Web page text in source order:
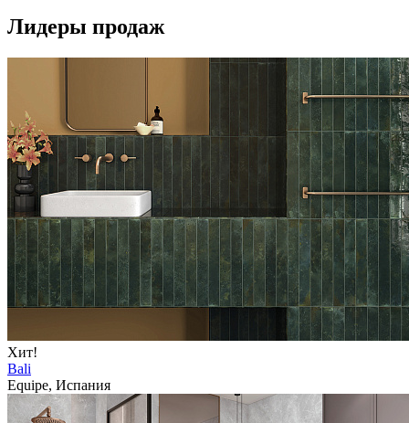
Лидеры продаж
Хит!
Bali
Equipe, Испания